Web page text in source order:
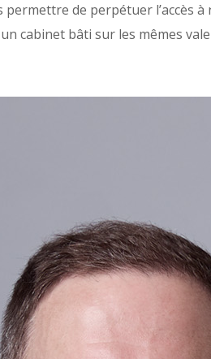
de perpétuer l’accès
cabinet bâti sur les mêmes